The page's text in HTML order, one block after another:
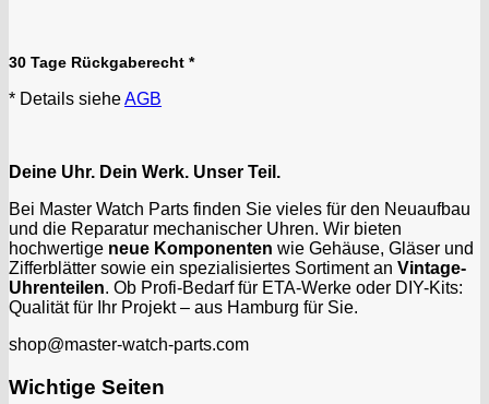
Kaiser
Kienzle
MSR
MST Roamer
ORC
Osco
Otero
Peseux
ST "Standard "
30 Tage Rückgaberecht *
* Details sieheAGB
Deine Uhr. Dein Werk. Unser Teil.
Bei Master Watch Parts finden Sie vieles für den Neuaufbau
und die Reparatur mechanischer Uhren. Wir bieten
hochwertige neue Komponenten wie Gehäuse, Gläser und
Zifferblätter sowie ein spezialisiertes Sortiment an Vintage-
Uhrenteilen. Ob Profi-Bedarf für ETA-Werke oder DIY-Kits:
Qualität für Ihr Projekt – aus Hamburg für Sie.
shop@master-watch-parts.com
Wichtige Seiten